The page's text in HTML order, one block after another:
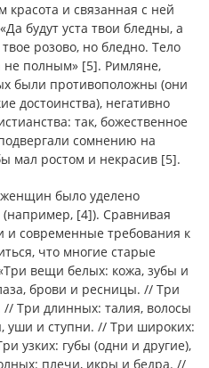
красота и связанная с ней
будут уста твои бледны, а
розово, но бледно. Тело
не полным» [5]. Римляне,
были противоположны (они
достоинства), негативно
так, божественное
сомнению на
мал ростом и некрасив [5].
женщин было уделено
[4]). Сравнивая
и современные требования к
что многие старые
вещи белых: кожа, зубы и
брови и ресницы. // Три
// Три длинных: талия, волосы
уши и ступни. // Три широких:
узких: губы (одни и другие),
плечи, икры и бедра. //